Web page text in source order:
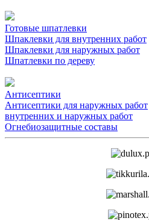
Готовые шпатлевки
Шпаклевки для внутренних работ
Шпаклевки для наружных работ
Шпатлевки по дереву
Антисептики
Антисептики для наружных работ
внутренних и наружных работ
Огнебиозащитные составы